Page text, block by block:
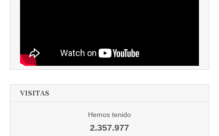
VISITAS
Hemos tenido
2.357.977